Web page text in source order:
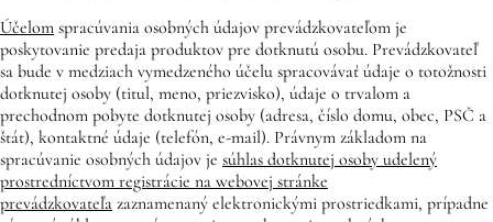
Účelom spracúvania osobných údajov prevádzkovateľom je
poskytovanie predaja produktov pre dotknutú osobu. Prevádzkovateľ
sa bude v medziach vymedzeného účelu spracovávať údaje o totožnosti
dotknutej osoby (titul, meno, priezvisko), údaje o trvalom a
prechodnom pobyte dotknutej osoby (adresa, číslo domu, obec, PSČ a
štát), kontaktné údaje (telefón, e-mail). Právnym základom na
spracúvanie osobných údajov je súhlas dotknutej osoby udelený
prostredníctvom registrácie na webovej stránke
prevádzkovateľa zaznamenaný elektronickými prostriedkami, prípadne